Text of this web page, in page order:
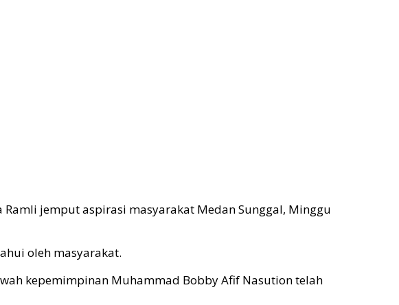
Ramli jemput aspirasi masyarakat Medan Sunggal, Minggu
oleh masyarakat.
kepemimpinan Muhammad Bobby Afif Nasution telah